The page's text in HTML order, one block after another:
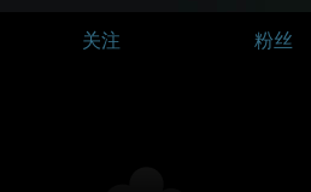
关注 粉丝